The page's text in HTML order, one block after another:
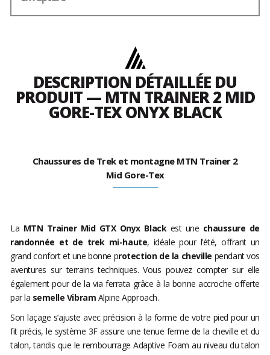
DESCRIPTION DÉTAILLÉE DU
PRODUIT — MTN TRAINER 2 MID
GORE-TEX ONYX BLACK
Chaussures de Trek et montagne MTN Trainer 2
Mid Gore-Tex
La MTN Trainer Mid GTX Onyx Blackest une chaussure de
randonnée et de trek mi-haute, idéale pour l’été, offrant un
grand confort et une bonne protection de la cheville pendant vos
aventures sur terrains techniques. Vous pouvez compter sur elle
également pour de la via ferrata grâce à la bonne accroche offerte
par la semelle Vibram Alpine Approach.
Son laçage s’ajuste avec précision à la forme de votre pied pour un
fit précis, le système 3F assure une tenue ferme de la cheville et du
talon, tandis que le rembourrage Adaptive Foam au niveau du talon